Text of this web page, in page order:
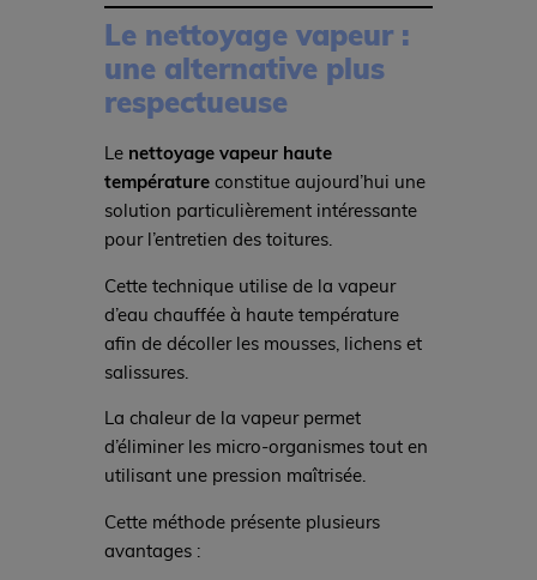
Le nettoyage vapeur :
une alternative plus
respectueuse
Le nettoyage vapeur haute
températureconstitue aujourd’hui une
solution particulièrement intéressante
pour l’entretien des toitures.
Cette technique utilise de la vapeur
d’eau chauffée à haute température
afin de décoller les mousses, lichens et
salissures.
La chaleur de la vapeur permet
d’éliminer les micro-organismes tout en
utilisant une pression maîtrisée.
Cette méthode présente plusieurs
avantages :